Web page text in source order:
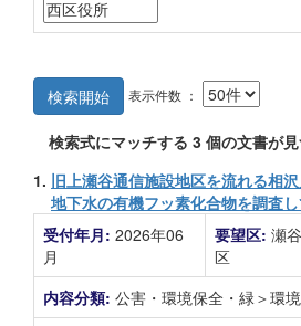
検索開始 表示件数 ：
検索式にマッチする 3 個の文書が見
1. 旧上瀬谷通信施設地区を流れる相
地下水の有機フッ素化合物を調査
受付年月: 2026年06
月
要望区: 瀬谷
区
内容分類: 公害・環境保全・緑＞環